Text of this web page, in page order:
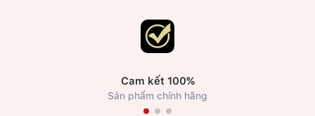
Cam kết 100%
Sản phẩm chính hãng